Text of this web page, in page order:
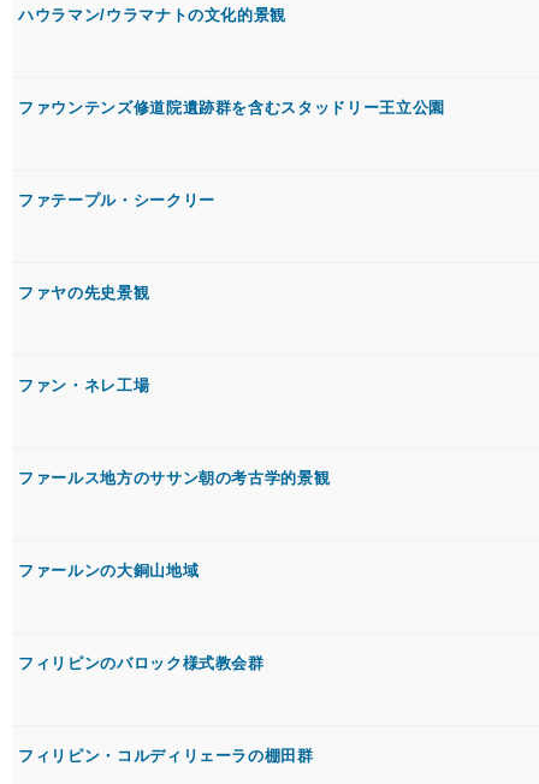
ハウラマン/ウラマナトの文化的景観
ファウンテンズ修道院遺跡群を含むスタッドリー王立公園
ファテープル・シークリー
ファヤの先史景観
ファン・ネレ工場
ファールス地方のササン朝の考古学的景観
ファールンの大銅山地域
フィリピンのバロック様式教会群
フィリピン・コルディリェーラの棚田群